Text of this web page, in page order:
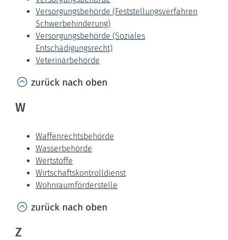
Versorgungsbehörde (Feststellungsverfahren
Schwerbehinderung)
Versorgungsbehörde (Soziales
Entschädigungsrecht)
Veterinärbehörde
zurück nach oben
W
Waffenrechtsbehörde
Wasserbehörde
Wertstoffe
Wirtschaftskontrolldienst
Wohnraumförderstelle
zurück nach oben
Z